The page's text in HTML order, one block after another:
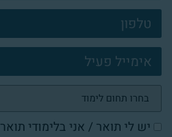
פוטר
יש לי תואר / אני בלימודי תואר